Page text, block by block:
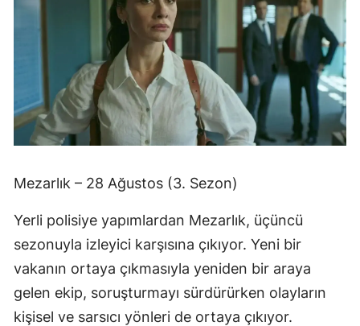
Mezarlık – 28 Ağustos (3. Sezon)
Yerli polisiye yapımlardan Mezarlık, üçüncü
sezonuyla izleyici karşısına çıkıyor. Yeni bir
vakanın ortaya çıkmasıyla yeniden bir araya
gelen ekip, soruşturmayı sürdürürken olayların
kişisel ve sarsıcı yönleri de ortaya çıkıyor.